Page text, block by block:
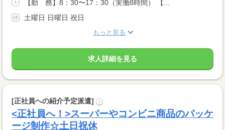
【勤 務】8：30〜17：30（実働8時間） 【...
土曜日 日曜日 祝日
もっと見る
求人詳細を見る
[正社員への紹介予定派遣] ?
<正社員へ！>スーパーやコンビニ商品のパッケ
ージ制作☆土日祝休